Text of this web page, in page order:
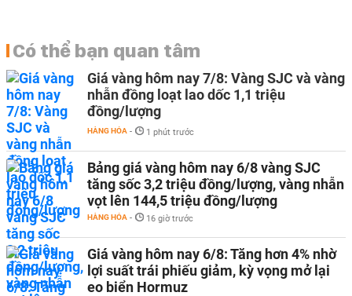
Có thể bạn quan tâm
Giá vàng hôm nay 7/8: Vàng SJC và vàng
nhẫn đồng loạt lao dốc 1,1 triệu
đồng/lượng
HÀNG HÓA - 1 phút trước
Bảng giá vàng hôm nay 6/8 vàng SJC
tăng sốc 3,2 triệu đồng/lượng, vàng nhẫn
vọt lên 144,5 triệu đồng/lượng
HÀNG HÓA - 16 giờ trước
Giá vàng hôm nay 6/8: Tăng hơn 4% nhờ
lợi suất trái phiếu giảm, kỳ vọng mở lại
eo biển Hormuz